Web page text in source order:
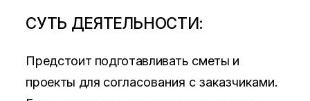
СУТЬ ДЕЯТЕЛЬНОСТИ:
Предстоит подготавливать сметы и
проекты для согласования с заказчиками.